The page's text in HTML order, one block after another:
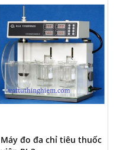
Máy đo đa chỉ tiêu thuốc